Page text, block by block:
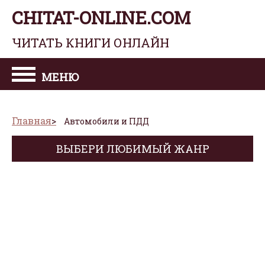
CHITAT-ONLINE.COM
ЧИТАТЬ КНИГИ ОНЛАЙН
МЕНЮ
Главная Автомобили и ПДД
ВЫБЕРИ ЛЮБИМЫЙ ЖАНР